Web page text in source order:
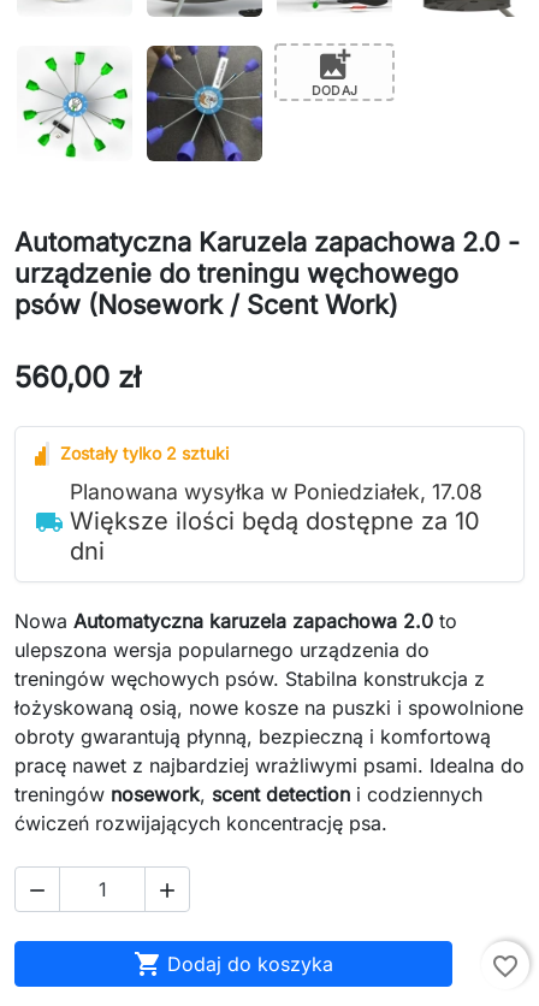
add_photo_alternate
DODAJ
Automatyczna Karuzela zapachowa 2.0 -
urządzenie do treningu węchowego
psów (Nosework / Scent Work)
560,00 zł
Zostały tylko 2 sztuki
local_shipping
Planowana wysyłka w Poniedziałek, 17.08
Większe ilości będą dostępne za 10
dni
Nowa Automatyczna karuzela zapachowa 2.0 to
ulepszona wersja popularnego urządzenia do
treningów węchowych psów. Stabilna konstrukcja z
łożyskowaną osią, nowe kosze na puszki i spowolnione
obroty gwarantują płynną, bezpieczną i komfortową
pracę nawet z najbardziej wrażliwymi psami. Idealna do
treningów nosework, scent detection i codziennych
ćwiczeń rozwijających koncentrację psa.
 
 Dodaj do koszyka favorite_border